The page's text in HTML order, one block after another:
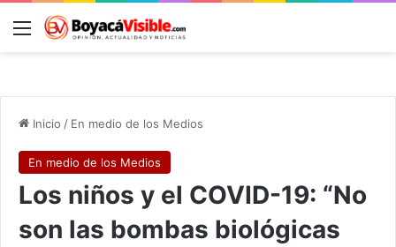
Menú
Inicio / En medio de los Medios
En medio de los Medios
Los niños y el COVID-19: “No
son las bombas biológicas